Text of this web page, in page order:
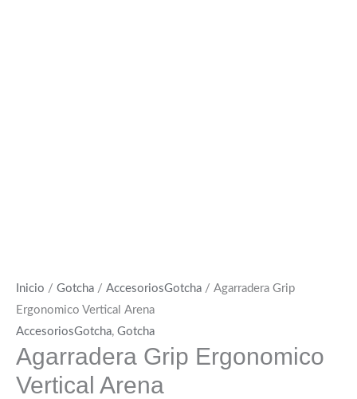
Inicio / Gotcha / AccesoriosGotcha / Agarradera Grip
Ergonomico Vertical Arena
AccesoriosGotcha, Gotcha
Agarradera Grip Ergonomico
Vertical Arena